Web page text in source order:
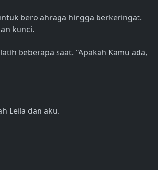
berolahraga hingga berkeringat.
kunci.
beberapa saat. "Apakah Kamu ada,
Leila dan aku.